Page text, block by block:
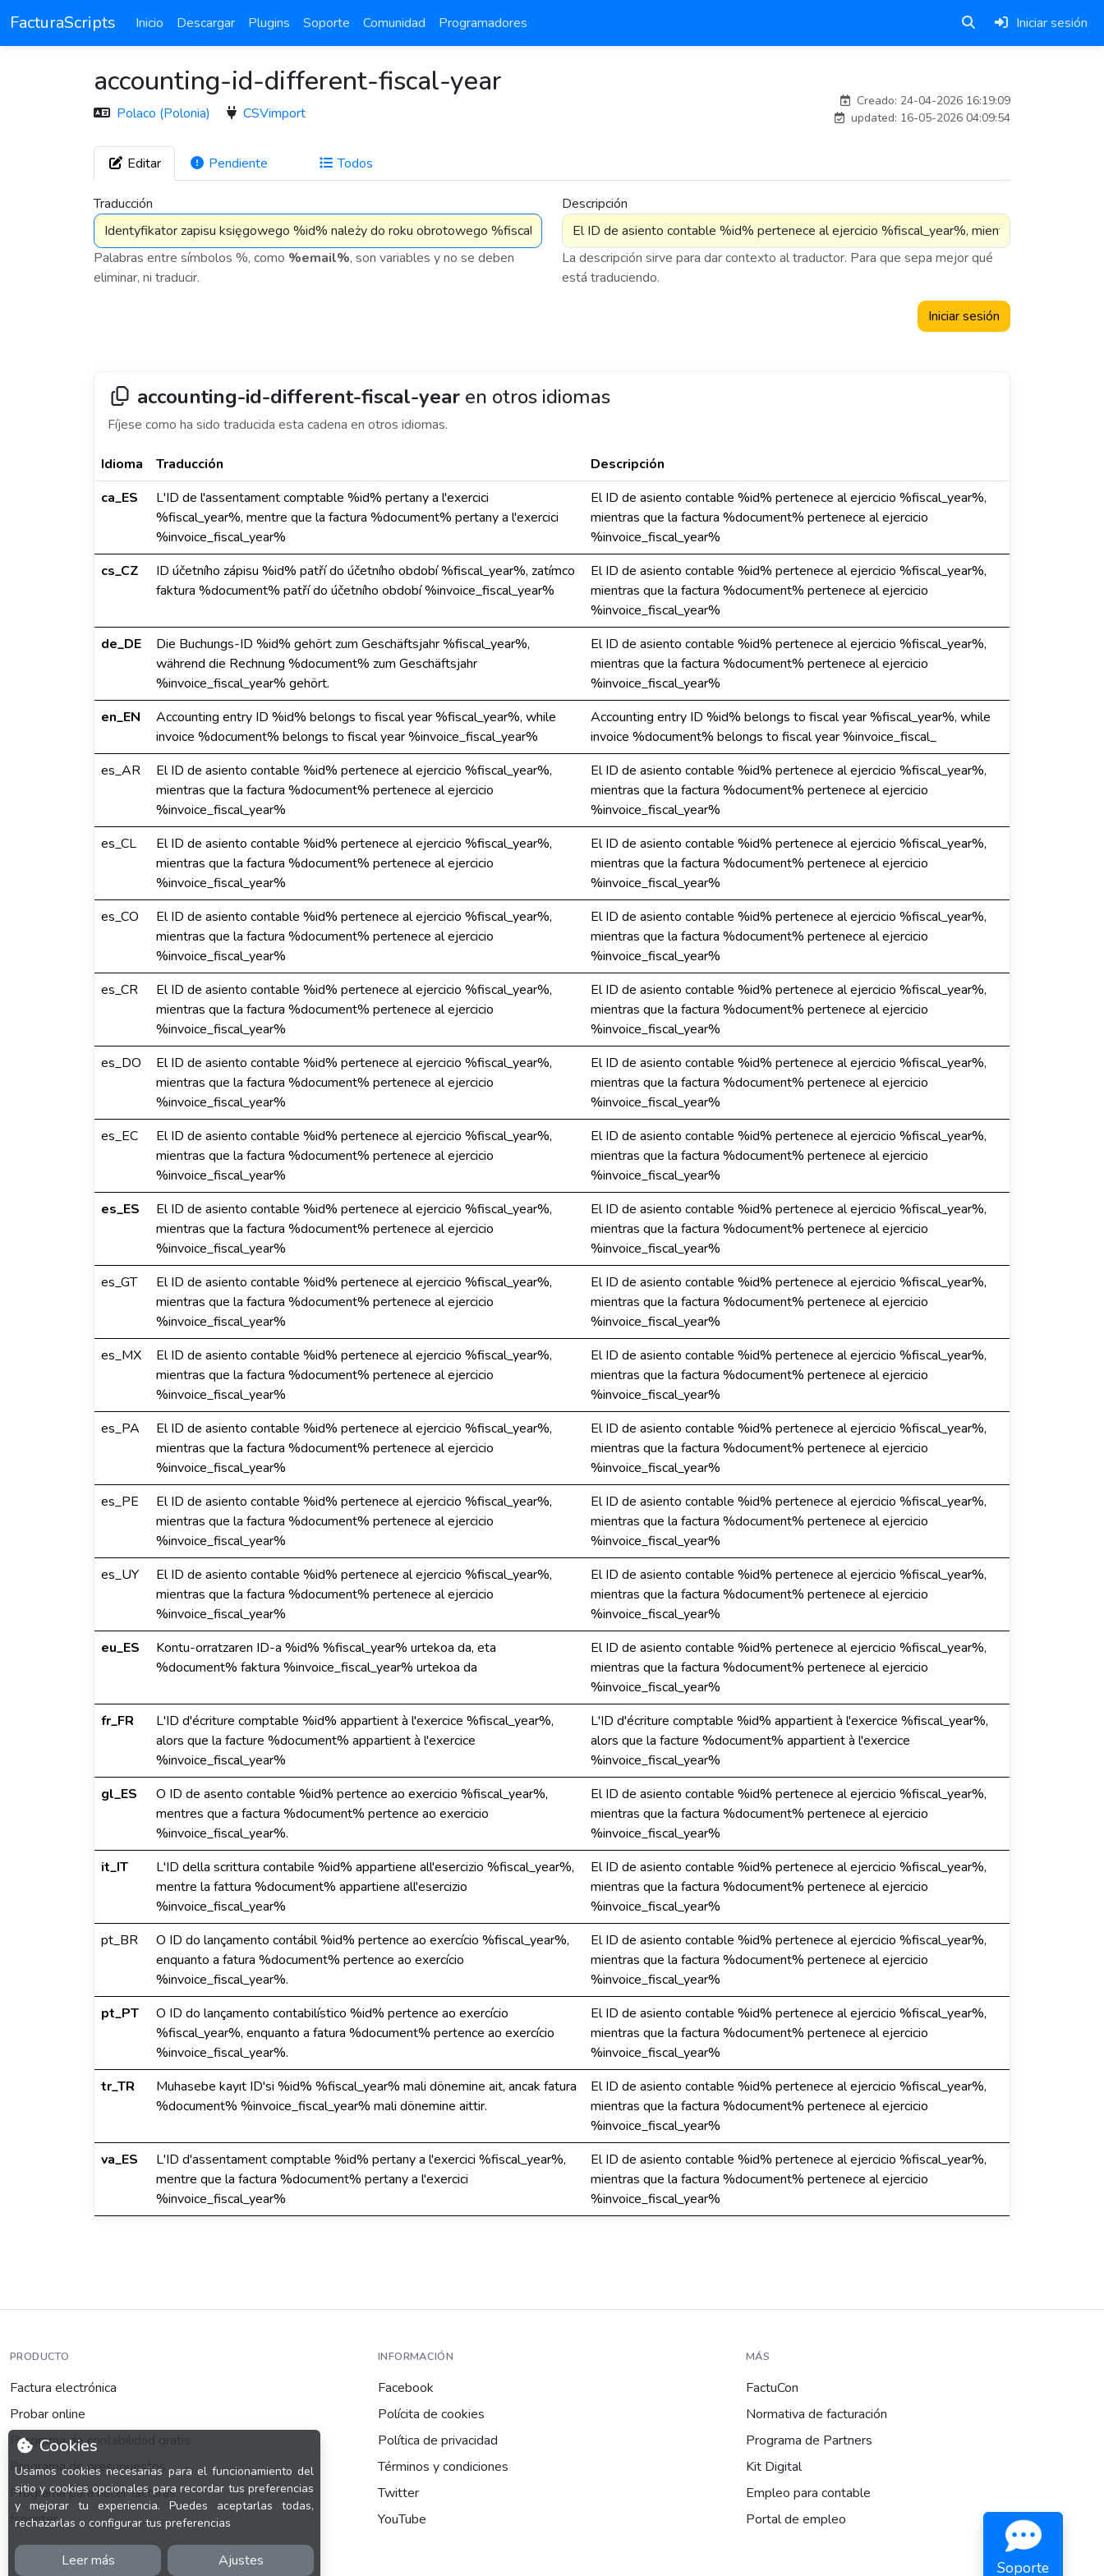
FacturaScripts Inicio Descargar Plugins Soporte Comunidad Programadores Iniciar sesión
accounting-id-different-fiscal-year
Polaco (Polonia) CSVimport
Creado: 24-04-2026 16:19:09
updated: 16-05-2026 04:09:54
Editar Pendiente Todos
Traducción
Palabras entre símbolos %, como %email%, son variables y no se deben
eliminar, ni traducir.
Descripción
La descripción sirve para dar contexto al traductor. Para que sepa mejor qué
está traduciendo.
Iniciar sesión
accounting-id-different-fiscal-year en otros idiomas
Fíjese como ha sido traducida esta cadena en otros idiomas.
Idioma Traducción
Descripción
ca_ES
L'ID de l'assentament comptable %id% pertany a l'exercici
%fiscal_year%, mentre que la factura %document% pertany a l'exercici
%invoice_fiscal_year%
El ID de asiento contable %id% pertenece al ejercicio %fiscal_year%,
mientras que la factura %document% pertenece al ejercicio
%invoice_fiscal_year%
cs_CZ
ID účetního zápisu %id% patří do účetního období %fiscal_year%, zatímco
faktura %document% patří do účetního období %invoice_fiscal_year%
El ID de asiento contable %id% pertenece al ejercicio %fiscal_year%,
mientras que la factura %document% pertenece al ejercicio
%invoice_fiscal_year%
de_DE
Die Buchungs-ID %id% gehört zum Geschäftsjahr %fiscal_year%,
während die Rechnung %document% zum Geschäftsjahr
%invoice_fiscal_year% gehört.
El ID de asiento contable %id% pertenece al ejercicio %fiscal_year%,
mientras que la factura %document% pertenece al ejercicio
%invoice_fiscal_year%
en_EN
Accounting entry ID %id% belongs to fiscal year %fiscal_year%, while
invoice %document% belongs to fiscal year %invoice_fiscal_year%
Accounting entry ID %id% belongs to fiscal year %fiscal_year%, while
invoice %document% belongs to fiscal year %invoice_fiscal_
es_AR
El ID de asiento contable %id% pertenece al ejercicio %fiscal_year%,
mientras que la factura %document% pertenece al ejercicio
%invoice_fiscal_year%
El ID de asiento contable %id% pertenece al ejercicio %fiscal_year%,
mientras que la factura %document% pertenece al ejercicio
%invoice_fiscal_year%
es_CL
El ID de asiento contable %id% pertenece al ejercicio %fiscal_year%,
mientras que la factura %document% pertenece al ejercicio
%invoice_fiscal_year%
El ID de asiento contable %id% pertenece al ejercicio %fiscal_year%,
mientras que la factura %document% pertenece al ejercicio
%invoice_fiscal_year%
es_CO
El ID de asiento contable %id% pertenece al ejercicio %fiscal_year%,
mientras que la factura %document% pertenece al ejercicio
%invoice_fiscal_year%
El ID de asiento contable %id% pertenece al ejercicio %fiscal_year%,
mientras que la factura %document% pertenece al ejercicio
%invoice_fiscal_year%
es_CR
El ID de asiento contable %id% pertenece al ejercicio %fiscal_year%,
mientras que la factura %document% pertenece al ejercicio
%invoice_fiscal_year%
El ID de asiento contable %id% pertenece al ejercicio %fiscal_year%,
mientras que la factura %document% pertenece al ejercicio
%invoice_fiscal_year%
es_DO
El ID de asiento contable %id% pertenece al ejercicio %fiscal_year%,
mientras que la factura %document% pertenece al ejercicio
%invoice_fiscal_year%
El ID de asiento contable %id% pertenece al ejercicio %fiscal_year%,
mientras que la factura %document% pertenece al ejercicio
%invoice_fiscal_year%
es_EC
El ID de asiento contable %id% pertenece al ejercicio %fiscal_year%,
mientras que la factura %document% pertenece al ejercicio
%invoice_fiscal_year%
El ID de asiento contable %id% pertenece al ejercicio %fiscal_year%,
mientras que la factura %document% pertenece al ejercicio
%invoice_fiscal_year%
es_ES
El ID de asiento contable %id% pertenece al ejercicio %fiscal_year%,
mientras que la factura %document% pertenece al ejercicio
%invoice_fiscal_year%
El ID de asiento contable %id% pertenece al ejercicio %fiscal_year%,
mientras que la factura %document% pertenece al ejercicio
%invoice_fiscal_year%
es_GT
El ID de asiento contable %id% pertenece al ejercicio %fiscal_year%,
mientras que la factura %document% pertenece al ejercicio
%invoice_fiscal_year%
El ID de asiento contable %id% pertenece al ejercicio %fiscal_year%,
mientras que la factura %document% pertenece al ejercicio
%invoice_fiscal_year%
es_MX
El ID de asiento contable %id% pertenece al ejercicio %fiscal_year%,
mientras que la factura %document% pertenece al ejercicio
%invoice_fiscal_year%
El ID de asiento contable %id% pertenece al ejercicio %fiscal_year%,
mientras que la factura %document% pertenece al ejercicio
%invoice_fiscal_year%
es_PA
El ID de asiento contable %id% pertenece al ejercicio %fiscal_year%,
mientras que la factura %document% pertenece al ejercicio
%invoice_fiscal_year%
El ID de asiento contable %id% pertenece al ejercicio %fiscal_year%,
mientras que la factura %document% pertenece al ejercicio
%invoice_fiscal_year%
es_PE
El ID de asiento contable %id% pertenece al ejercicio %fiscal_year%,
mientras que la factura %document% pertenece al ejercicio
%invoice_fiscal_year%
El ID de asiento contable %id% pertenece al ejercicio %fiscal_year%,
mientras que la factura %document% pertenece al ejercicio
%invoice_fiscal_year%
es_UY
El ID de asiento contable %id% pertenece al ejercicio %fiscal_year%,
mientras que la factura %document% pertenece al ejercicio
%invoice_fiscal_year%
El ID de asiento contable %id% pertenece al ejercicio %fiscal_year%,
mientras que la factura %document% pertenece al ejercicio
%invoice_fiscal_year%
eu_ES
Kontu-orratzaren ID-a %id% %fiscal_year% urtekoa da, eta
%document% faktura %invoice_fiscal_year% urtekoa da
El ID de asiento contable %id% pertenece al ejercicio %fiscal_year%,
mientras que la factura %document% pertenece al ejercicio
%invoice_fiscal_year%
fr_FR
L'ID d'écriture comptable %id% appartient à l'exercice %fiscal_year%,
alors que la facture %document% appartient à l'exercice
%invoice_fiscal_year%
L'ID d'écriture comptable %id% appartient à l'exercice %fiscal_year%,
alors que la facture %document% appartient à l'exercice
%invoice_fiscal_year%
gl_ES
O ID de asento contable %id% pertence ao exercicio %fiscal_year%,
mentres que a factura %document% pertence ao exercicio
%invoice_fiscal_year%.
El ID de asiento contable %id% pertenece al ejercicio %fiscal_year%,
mientras que la factura %document% pertenece al ejercicio
%invoice_fiscal_year%
it_IT
L'ID della scrittura contabile %id% appartiene all'esercizio %fiscal_year%,
mentre la fattura %document% appartiene all'esercizio
%invoice_fiscal_year%
El ID de asiento contable %id% pertenece al ejercicio %fiscal_year%,
mientras que la factura %document% pertenece al ejercicio
%invoice_fiscal_year%
pt_BR
O ID do lançamento contábil %id% pertence ao exercício %fiscal_year%,
enquanto a fatura %document% pertence ao exercício
%invoice_fiscal_year%.
El ID de asiento contable %id% pertenece al ejercicio %fiscal_year%,
mientras que la factura %document% pertenece al ejercicio
%invoice_fiscal_year%
pt_PT
O ID do lançamento contabilístico %id% pertence ao exercício
%fiscal_year%, enquanto a fatura %document% pertence ao exercício
%invoice_fiscal_year%.
El ID de asiento contable %id% pertenece al ejercicio %fiscal_year%,
mientras que la factura %document% pertenece al ejercicio
%invoice_fiscal_year%
tr_TR
Muhasebe kayıt ID'si %id% %fiscal_year% mali dönemine ait, ancak fatura
%document% %invoice_fiscal_year% mali dönemine aittir.
El ID de asiento contable %id% pertenece al ejercicio %fiscal_year%,
mientras que la factura %document% pertenece al ejercicio
%invoice_fiscal_year%
va_ES
L'ID d'assentament comptable %id% pertany a l'exercici %fiscal_year%,
mentre que la factura %document% pertany a l'exercici
%invoice_fiscal_year%
El ID de asiento contable %id% pertenece al ejercicio %fiscal_year%,
mientras que la factura %document% pertenece al ejercicio
%invoice_fiscal_year%
Cookies
Usamos cookies necesarias para el funcionamiento del
sitio y cookies opcionales para recordar tus preferencias
y mejorar tu experiencia. Puedes aceptarlas todas,
rechazarlas o configurar tus preferencias
Leer más Ajustes
PRODUCTO
Factura electrónica
Probar online
Programa de contabilidad gratis
Programa de presupuestos
Programa para hacer facturas
fsprinter
INFORMACIÓN
Facebook
Polícita de cookies
Política de privacidad
Términos y condiciones
Twitter
YouTube
MÁS
FactuCon
Normativa de facturación
Programa de Partners
Kit Digital
Empleo para contable
Portal de empleo
Soporte